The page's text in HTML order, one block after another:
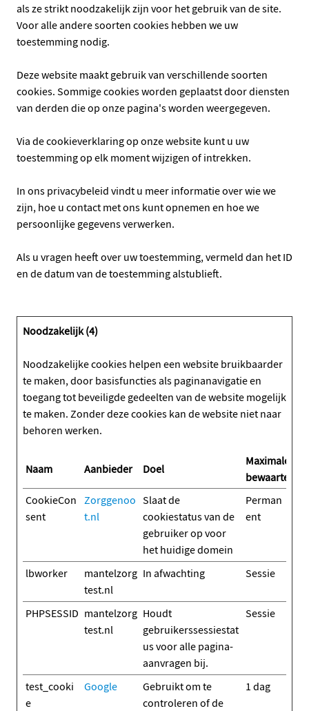
als ze strikt noodzakelijk zijn voor het gebruik van de site.
Voor alle andere soorten cookies hebben we uw
toestemming nodig.
Deze website maakt gebruik van verschillende soorten
cookies. Sommige cookies worden geplaatst door diensten
van derden die op onze pagina's worden weergegeven.
Via de cookieverklaring op onze website kunt u uw
toestemming op elk moment wijzigen of intrekken.
In ons privacybeleid vindt u meer informatie over wie we
zijn, hoe u contact met ons kunt opnemen en hoe we
persoonlijke gegevens verwerken.
Als u vragen heeft over uw toestemming, vermeld dan het ID
en de datum van de toestemming alstublieft.
Noodzakelijk (4)
Noodzakelijke cookies helpen een website bruikbaarder
te maken, door basisfuncties als paginanavigatie en
toegang tot beveiligde gedeelten van de website mogelijk
te maken. Zonder deze cookies kan de website niet naar
behoren werken.
Naam Aanbieder Doel
Maximale
CookieCon
sent
Zorggenoo
t.nl
Slaat de
cookiestatus van de
gebruiker op voor
het huidige domein
Perman
ent
lbworker
mantelzorg
test.nl
In afwachting Sessie
PHPSESSID mantelzorg
test.nl
Houdt
gebruikerssessiestat
us voor alle pagina-
aanvragen bij.
Sessie
test_cooki
e
Google
Gebruikt om te
controleren of de
1 dag